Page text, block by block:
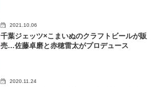
2021.10.06
千葉ジェッツ×こまいぬのクラフトビールが販
売…佐藤卓磨と赤穂雷太がプロデュース
2020.11.24